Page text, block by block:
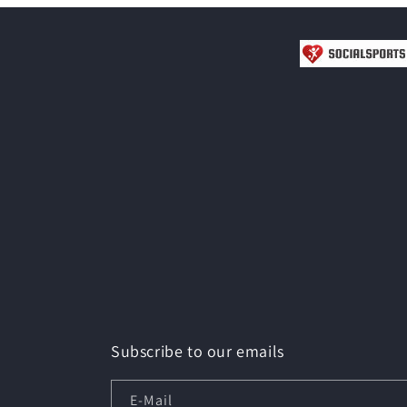
Subscribe to our emails
E-Mail